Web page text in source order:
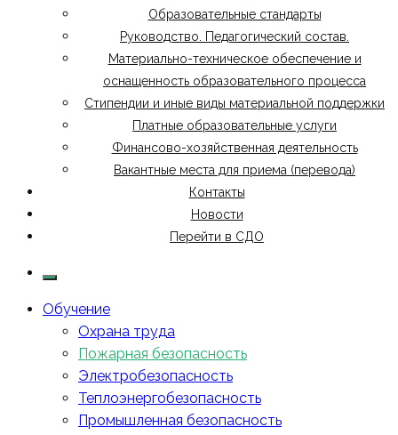
Образовательные стандарты
Руководство. Педагогический состав.
Материально-техническое обеспечение и
оснащенность образовательного процесса
Стипендии и иные виды материальной поддержки
Платные образовательные услуги
Финансово-хозяйственная деятельность
Вакантные места для приема (перевода)
Контакты
Новости
Перейти в СДО
Обучение
Охрана труда
Пожарная безопасность
Электробезопасность
Теплоэнергобезопасность
Промышленная безопасность